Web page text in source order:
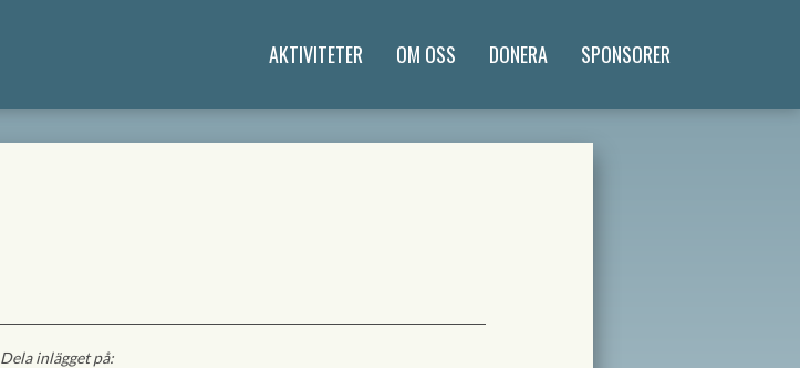
AKTIVITETER OM OSS DONERA SPONSORER
Dela inlägget på: